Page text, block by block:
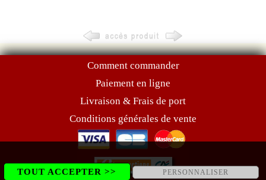
Comment commander
Paiement en ligne
Livraison & Frais de port
Conditions générales de vente
TOUT ACCEPTER >> PERSONNALISER